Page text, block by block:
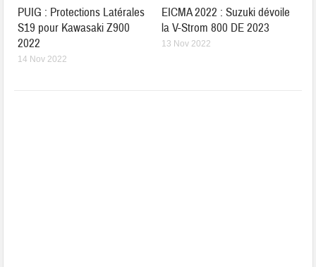
PUIG : Protections Latérales
S19 pour Kawasaki Z900
2022
14 Nov 2022
EICMA 2022 : Suzuki dévoile
la V-Strom 800 DE 2023
13 Nov 2022